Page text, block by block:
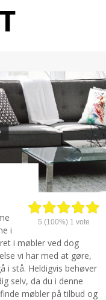
5 (100%) 1 vote
i
i møbler ved dog
vi har med at gøre,
i stå. Heldigvis behøver
selv, da du i denne
møbler på tilbud og